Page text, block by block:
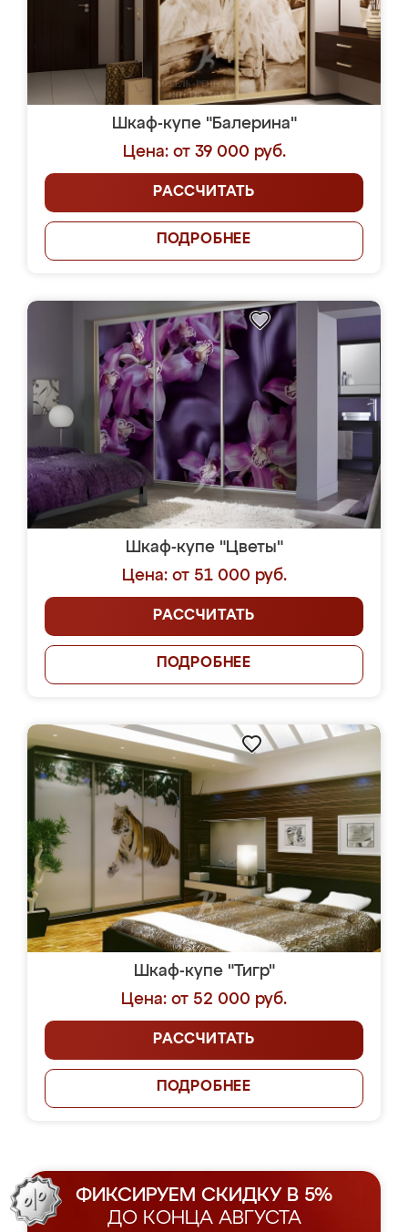
Шкаф-купе "Балерина"
Цена: от 39 000 руб.
РАССЧИТАТЬ
ПОДРОБНЕЕ
Шкаф-купе "Цветы"
Цена: от 51 000 руб.
РАССЧИТАТЬ
ПОДРОБНЕЕ
Шкаф-купе "Тигр"
Цена: от 52 000 руб.
РАССЧИТАТЬ
ПОДРОБНЕЕ
ФИКСИРУЕМ СКИДКУ В 5%
ДО КОНЦА АВГУСТА